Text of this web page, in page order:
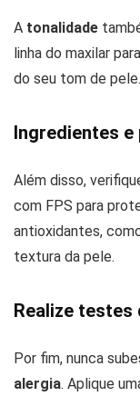
A tonalidade
linha do maxilar
do seu tom de pele.
Ingredientes
Além disso,
com FPS para
antioxidantes,
textura da pele.
Realize testes
Por fim, nunca
alergia. Aplique